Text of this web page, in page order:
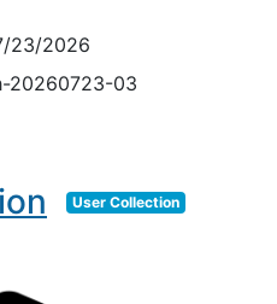
23/2026
20260723-03
User Collection